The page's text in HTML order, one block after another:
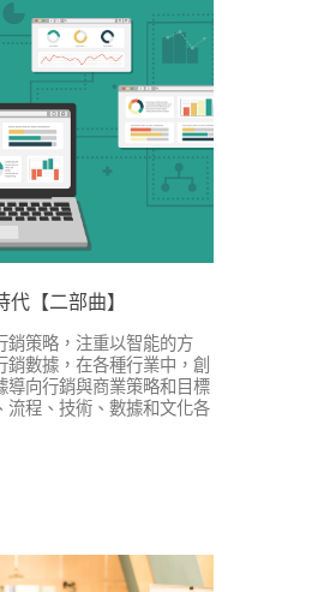
代【二部曲】
銷策略，注重以智能的方
數據，在各種行業中，創
導向行銷與商業策略和目標
流程、技術、數據和文化各